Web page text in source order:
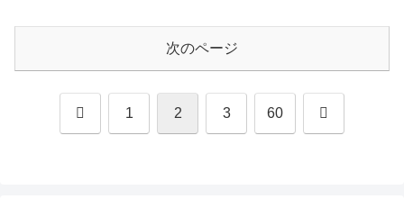
次のページ
前 1 2 3 60 次